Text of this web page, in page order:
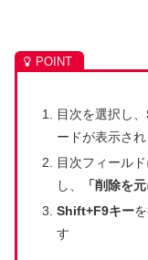
目次を選択し、
ードが表示さ
目次フィール
し、
「削除を
Shift+F9キー
す